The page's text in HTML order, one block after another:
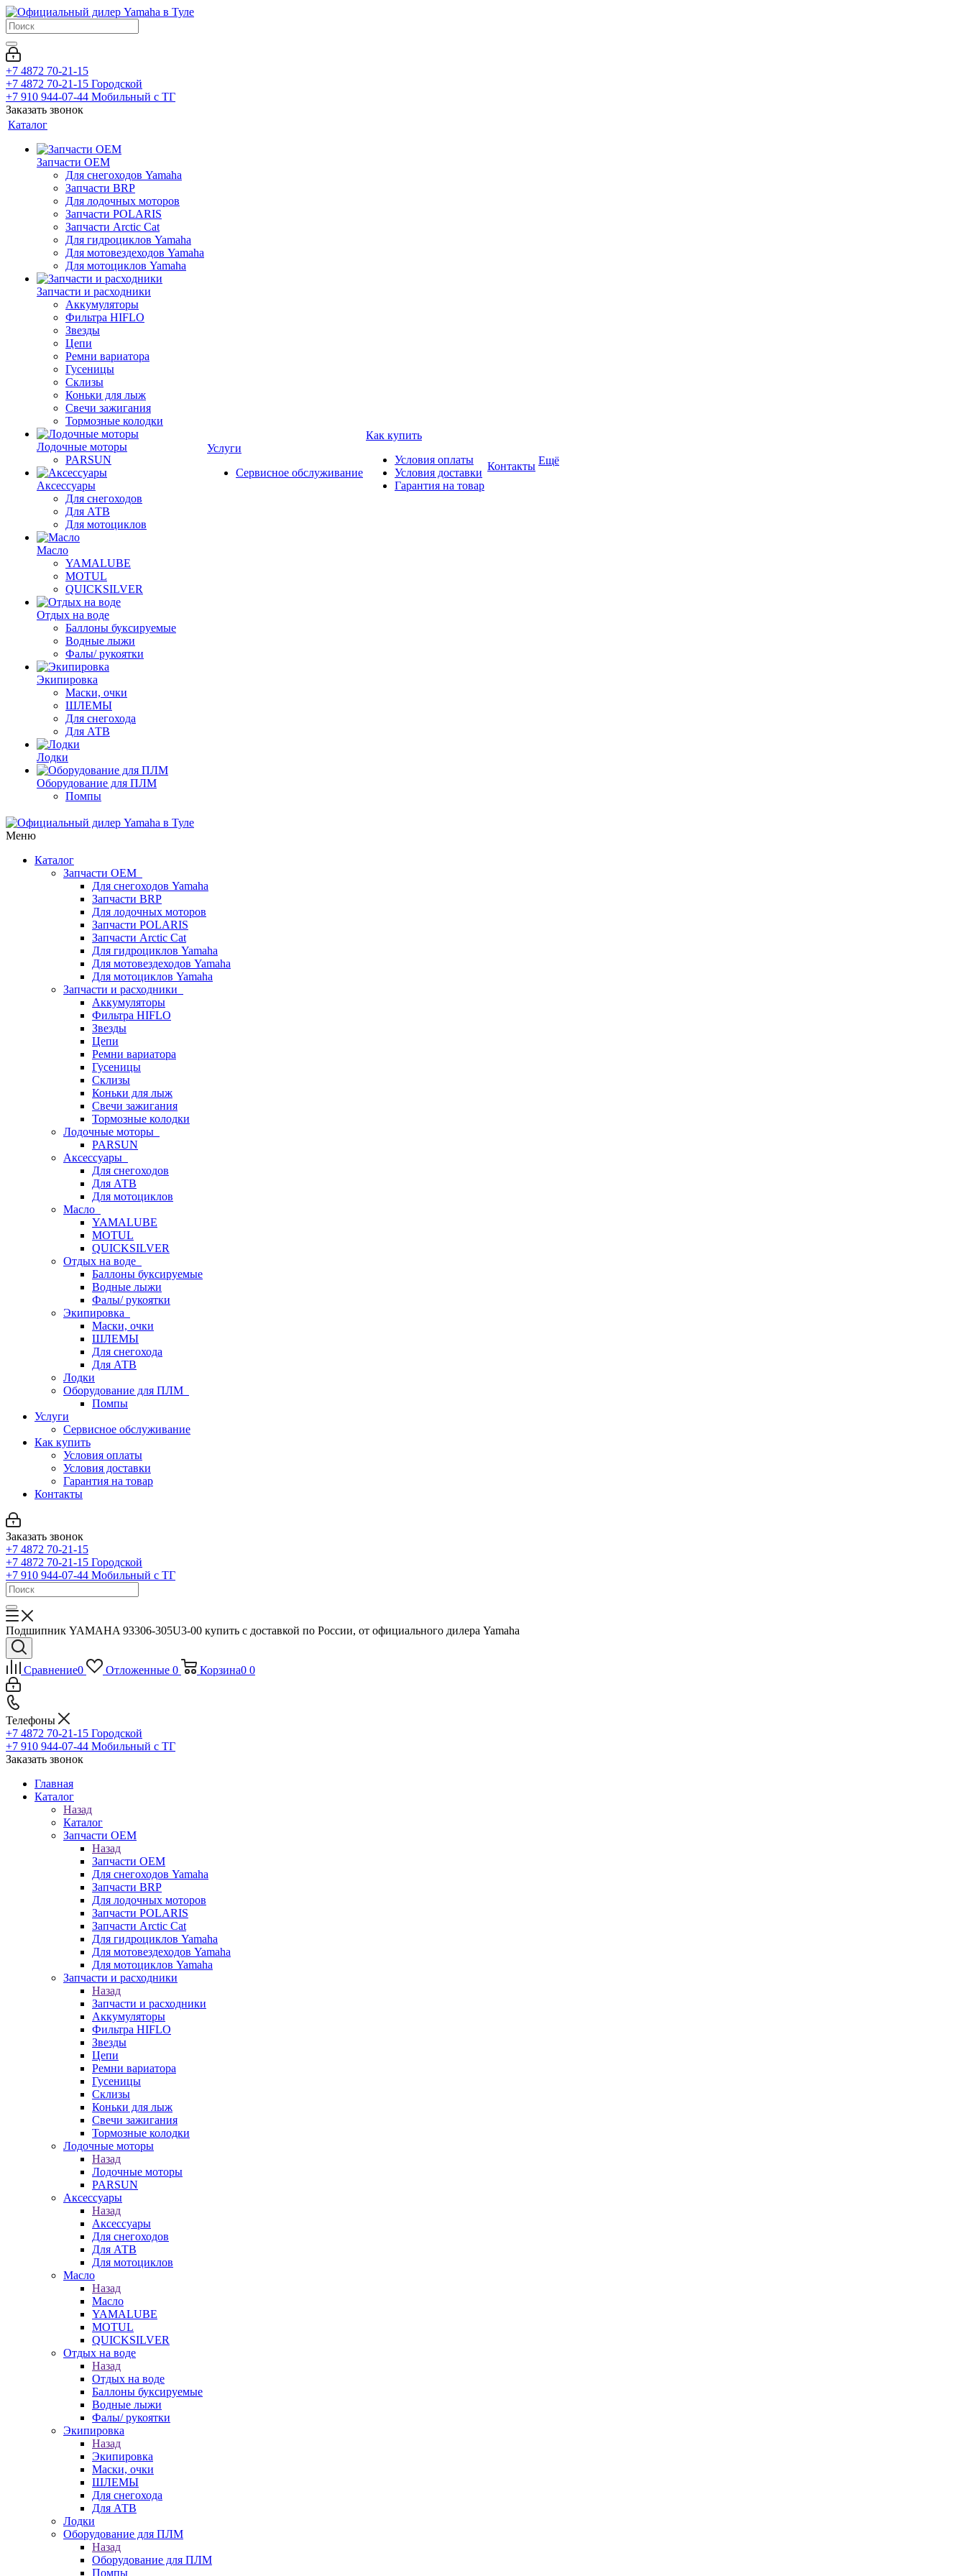
+7 4872 70-21-15
+7 4872 70-21-15 Городской
+7 910 944-07-44 Мобильный с ТГ
Заказать звонок
Каталог
Запчасти OEM
Для снегоходов Yamaha
Запчасти BRP
Для лодочных моторов
Запчасти POLARIS
Запчасти Arctic Cat
Для гидроциклов Yamaha
Для мотовездеходов Yamaha
Для мотоциклов Yamaha
Запчасти и расходники
Аккумуляторы
Фильтра HIFLO
Звезды
Цепи
Ремни вариатора
Гусеницы
Склизы
Коньки для лыж
Свечи зажигания
Тормозные колодки
Лодочные моторы
PARSUN
Аксессуары
Для снегоходов
Для АТВ
Для мотоциклов
Масло
YAMALUBE
MOTUL
QUICKSILVER
Отдых на воде
Баллоны буксируемые
Водные лыжи
Фалы/ рукоятки
Экипировка
Маски, очки
ШЛЕМЫ
Для снегохода
Для АТВ
Лодки
Оборудование для ПЛМ
Помпы
Услуги
Сервисное обслуживание
Как купить
Условия оплаты
Условия доставки
Гарантия на товар
Контакты Ещё
Меню
Каталог
Запчасти OEM
Для снегоходов Yamaha
Запчасти BRP
Для лодочных моторов
Запчасти POLARIS
Запчасти Arctic Cat
Для гидроциклов Yamaha
Для мотовездеходов Yamaha
Для мотоциклов Yamaha
Запчасти и расходники
Аккумуляторы
Фильтра HIFLO
Звезды
Цепи
Ремни вариатора
Гусеницы
Склизы
Коньки для лыж
Свечи зажигания
Тормозные колодки
Лодочные моторы
PARSUN
Аксессуары
Для снегоходов
Для АТВ
Для мотоциклов
Масло
YAMALUBE
MOTUL
QUICKSILVER
Отдых на воде
Баллоны буксируемые
Водные лыжи
Фалы/ рукоятки
Экипировка
Маски, очки
ШЛЕМЫ
Для снегохода
Для АТВ
Лодки
Оборудование для ПЛМ
Помпы
Услуги
Сервисное обслуживание
Как купить
Условия оплаты
Условия доставки
Гарантия на товар
Контакты
Заказать звонок
+7 4872 70-21-15
+7 4872 70-21-15 Городской
+7 910 944-07-44 Мобильный с ТГ
Подшипник YAMAHA 93306-305U3-00 купить с доставкой по России, от официального дилера Yamaha
Сравнение0 Отложенные 0 Корзина0 0
Телефоны
+7 4872 70-21-15 Городской
+7 910 944-07-44 Мобильный с ТГ
Заказать звонок
Главная
Каталог
Назад
Каталог
Запчасти OEM
Назад
Запчасти OEM
Для снегоходов Yamaha
Запчасти BRP
Для лодочных моторов
Запчасти POLARIS
Запчасти Arctic Cat
Для гидроциклов Yamaha
Для мотовездеходов Yamaha
Для мотоциклов Yamaha
Запчасти и расходники
Назад
Запчасти и расходники
Аккумуляторы
Фильтра HIFLO
Звезды
Цепи
Ремни вариатора
Гусеницы
Склизы
Коньки для лыж
Свечи зажигания
Тормозные колодки
Лодочные моторы
Назад
Лодочные моторы
PARSUN
Аксессуары
Назад
Аксессуары
Для снегоходов
Для АТВ
Для мотоциклов
Масло
Назад
Масло
YAMALUBE
MOTUL
QUICKSILVER
Отдых на воде
Назад
Отдых на воде
Баллоны буксируемые
Водные лыжи
Фалы/ рукоятки
Экипировка
Назад
Экипировка
Маски, очки
ШЛЕМЫ
Для снегохода
Для АТВ
Лодки
Оборудование для ПЛМ
Назад
Оборудование для ПЛМ
Помпы